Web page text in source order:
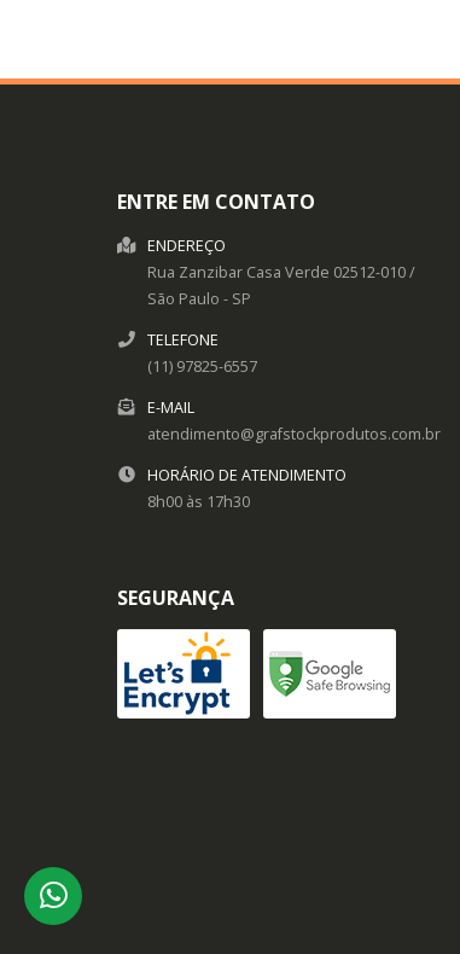
ENTRE EM CONTATO
ENDEREÇO
Rua Zanzibar Casa Verde 02512-010/
São Paulo - SP
TELEFONE
(11) 97825-6557
E-MAIL
atendimento@grafstockprodutos.com.br
HORÁRIO DE ATENDIMENTO
8h00 às 17h30
SEGURANÇA